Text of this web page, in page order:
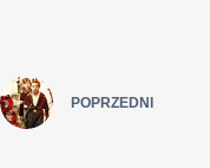
POPRZEDNI